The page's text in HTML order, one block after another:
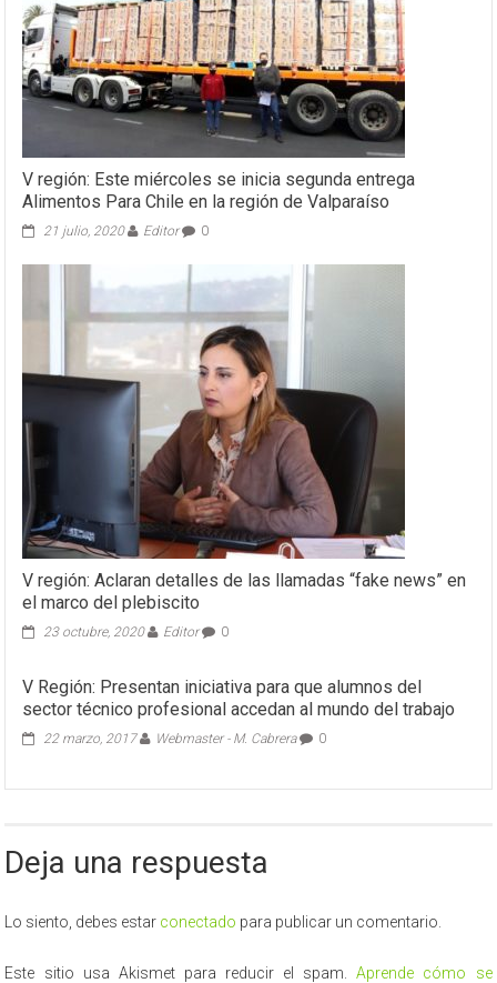
V región: Este miércoles se inicia segunda entrega
Alimentos Para Chile en la región de Valparaíso
21 julio, 2020 Editor 0
V región: Aclaran detalles de las llamadas “fake news” en
el marco del plebiscito
23 octubre, 2020 Editor 0
V Región: Presentan iniciativa para que alumnos del
sector técnico profesional accedan al mundo del trabajo
22 marzo, 2017 Webmaster - M. Cabrera 0
Deja una respuesta
Lo siento, debes estar conectado para publicar un comentario.
Este sitio usa Akismet para reducir el spam.Aprende cómo se